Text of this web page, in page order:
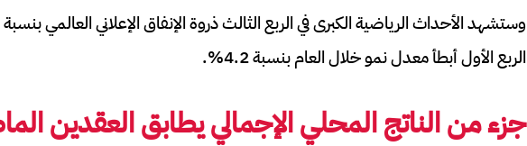
الربع الأول أبطأ معدل نمو خلال العام بنسبة 4.2%.
جزء من الناتج المحلي الإجمالي يطابق العقدين